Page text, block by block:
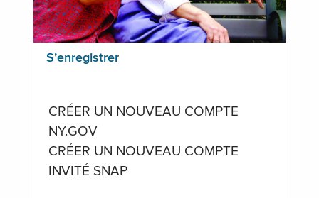
S’enregistrer
CRÉER UN NOUVEAU COMPTE
NY.GOV
CRÉER UN NOUVEAU COMPTE
INVITÉ SNAP